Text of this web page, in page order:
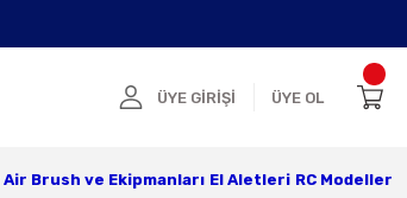
ÜYE GİRİŞİ ÜYE OL
Air Brush ve Ekipmanları El Aletleri RC Modeller